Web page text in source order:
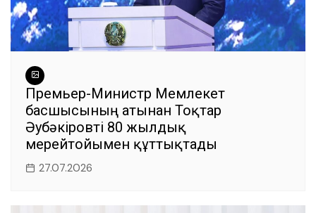
Премьер-Министр Мемлекет
басшысының атынан Тоқтар
Әубәкіровті 80 жылдық
мерейтойымен құттықтады
27.07.2026